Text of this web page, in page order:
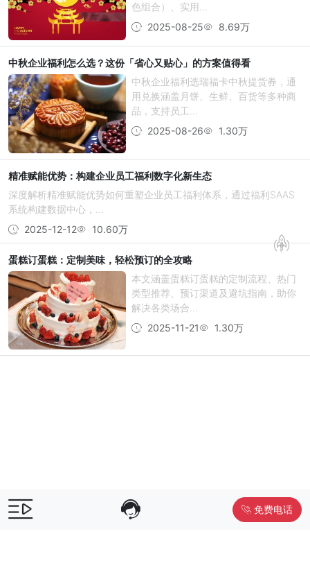
色组合）、实用...
2025-08-25
8.69万
中秋企业福利怎么选？这份「省心又贴心」的方案值得看
中秋企业福利选瑞福卡中秋提货券，通
用兑换涵盖月饼、生鲜、百货等多种商
品，支持员工...
2025-08-26
1.30万
精准赋能优势：构建企业员工福利数字化新生态
深度解析精准赋能优势如何重塑企业员工福利体系，通过福利SAAS
系统构建数据中心，...
2025-12-12
10.60万
蛋糕订蛋糕：定制美味，轻松预订的全攻略
本文涵盖蛋糕订蛋糕的定制流程、热门
类型推荐、预订渠道及避坑指南，助你
解决各类场合...
2025-11-21
1.30万
免费电话